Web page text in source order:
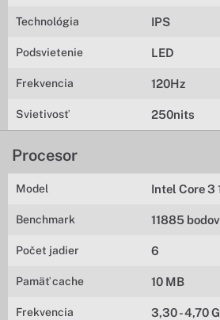
Technológia IPS
Podsvietenie LED
Frekvencia 120Hz
Svietivosť 250nits
Procesor
Model Intel Core 3
Benchmark 11885 bodov
Počet jadier 6
Pamäť cache 10 MB
Frekvencia 3,30 - 4,70